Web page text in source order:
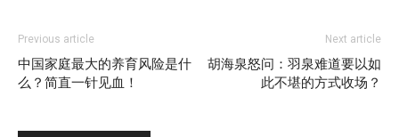
Previous article
中国家庭最大的养育风险是什
么？简直一针见血！
Next article
胡海泉怒问：羽泉难道要以如
此不堪的方式收场？